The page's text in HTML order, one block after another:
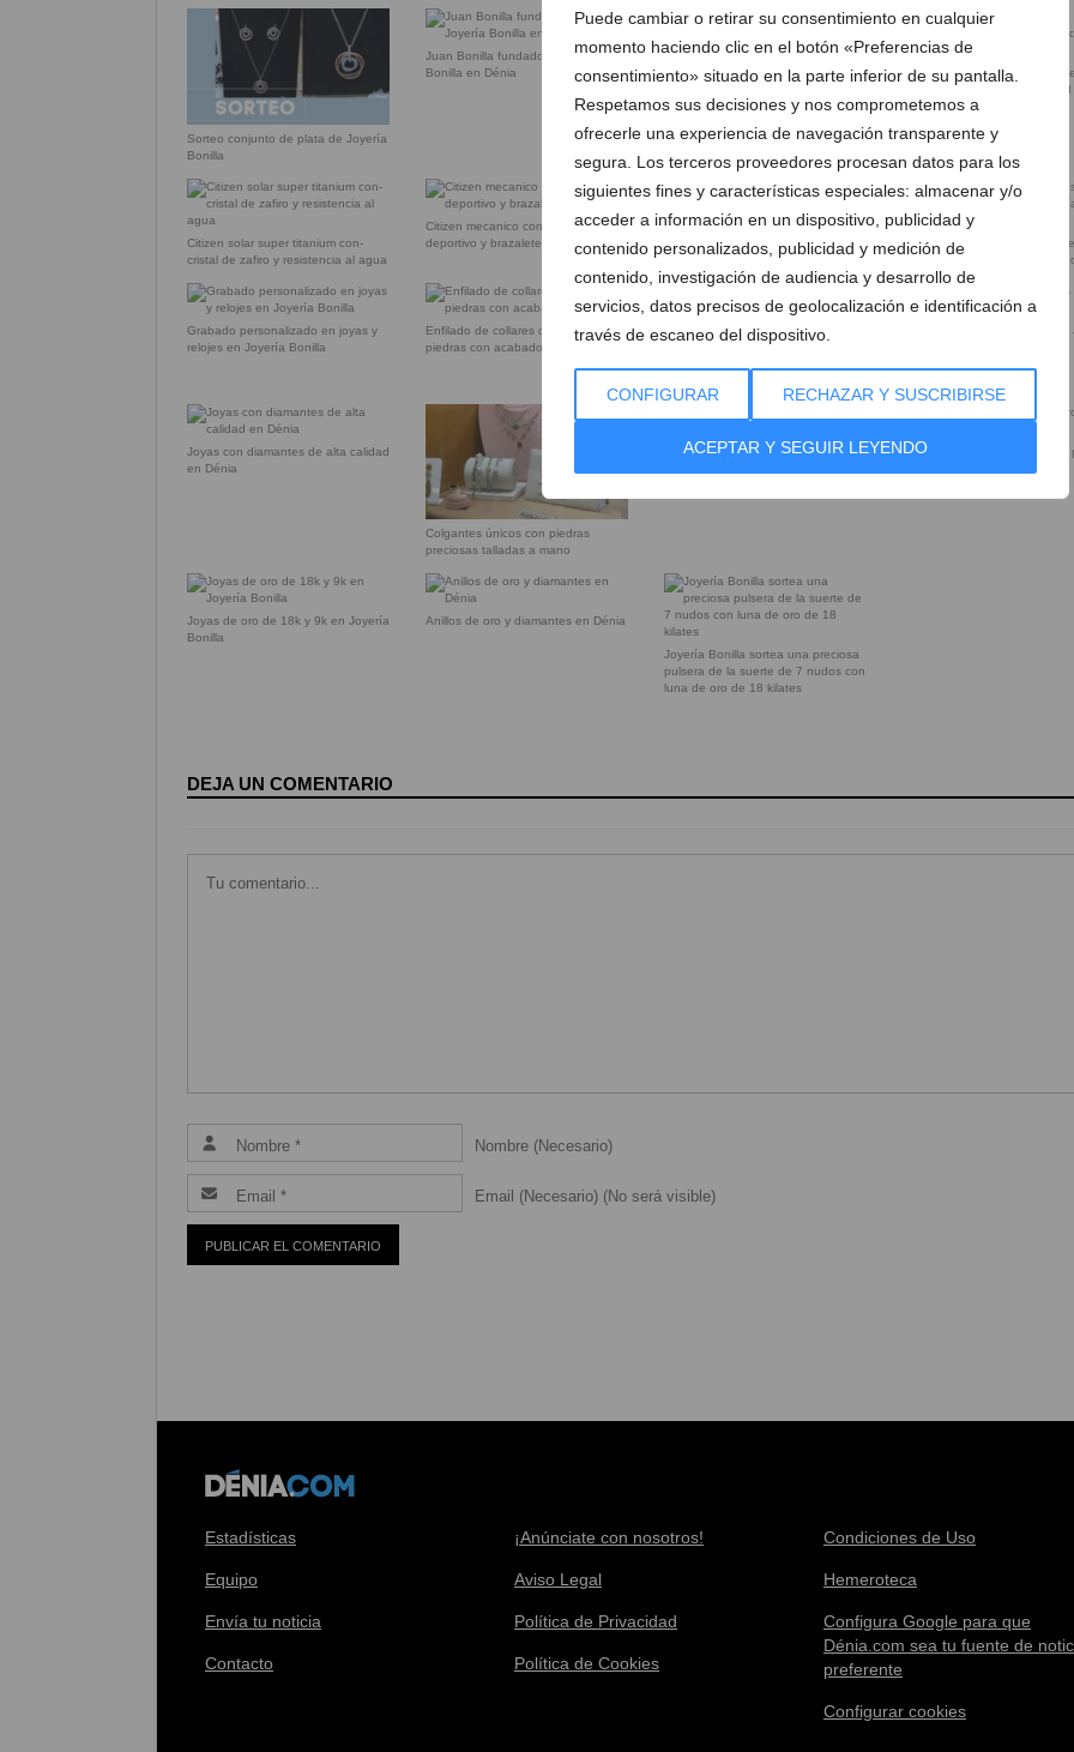
Puede cambiar o retirar su consentimiento en cualquier
momento haciendo clic en el botón «Preferencias de
consentimiento» situado en la parte inferior de su pantalla.
Respetamos sus decisiones y nos comprometemos a
ofrecerle una experiencia de navegación transparente y
segura. Los terceros proveedores procesan datos para los
siguientes fines y características especiales: almacenar y/o
acceder a información en un dispositivo, publicidad y
contenido personalizados, publicidad y medición de
contenido, investigación de audiencia y desarrollo de
servicios, datos precisos de geolocalización e identificación a
través de escaneo del dispositivo.
CONFIGURAR RECHAZAR Y SUSCRIBIRSE
ACEPTAR Y SEGUIR LEYENDO
Sorteo conjunto de plata de Joyería
Bonilla
Juan Bonilla fundador de Joyería
Bonilla en Dénia
Juan Bonilla, relojero artesanal
desde 1956
Joyería Bonilla, una de las
con más tradición de la ciudad
Citizen solar super titanium con-
cristal de zafiro y resistencia al agua
Citizen mecanico con diseño
deportivo y brazalete de acero
Reparación y creación de joyas
artesanales en Dénia
Servicio técnico para relojes de
todas las marcas en Joyería
Grabado personalizado en joyas y
relojes en Joyería Bonilla
Enfilado de collares de perlas y
piedras con acabado profesional
Anillos finos con acabados de alta
Anillos finos con acabados de
Joyas con diamantes de alta calidad
en Dénia
Colgantes únicos con piedras
preciosas talladas a mano
Anillos con piedras preciosas y
Pulseras artesanales en oro y
Joyas de oro de 18k y 9k en Joyería
Bonilla
Anillos de oro y diamantes en Dénia
Joyería Bonilla sortea una preciosa
pulsera de la suerte de 7 nudos con
luna de oro de 18 kilates
DEJA UN COMENTARIO
Nombre (Necesario)
Email (Necesario) (No será visible)
Estadísticas
Equipo
Envía tu noticia
Contacto
¡Anúnciate con nosotros!
Aviso Legal
Política de Privacidad
Política de Cookies
Condiciones de Uso
Hemeroteca
Configura Google para que
Dénia.com sea tu fuente de
preferente
Configurar cookies